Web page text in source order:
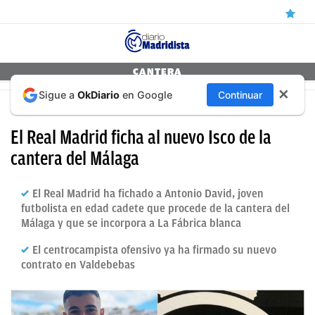
NOTICIAS
CANTERA
FICHAJES
DIRECTO
PAPARAZZI
CANTERA
ANTONIO DAVID YA HA FIRMADO SU CONTRATO
El Real Madrid ficha al nuevo Isco de la
cantera del Málaga
El Real Madrid ha fichado a Antonio David, joven
futbolista en edad cadete que procede de la cantera del
Málaga y que se incorpora a La Fábrica blanca
El centrocampista ofensivo ya ha firmado su nuevo
contrato en Valdebebas
Sigue a OkDiario en Google Continuar ✕